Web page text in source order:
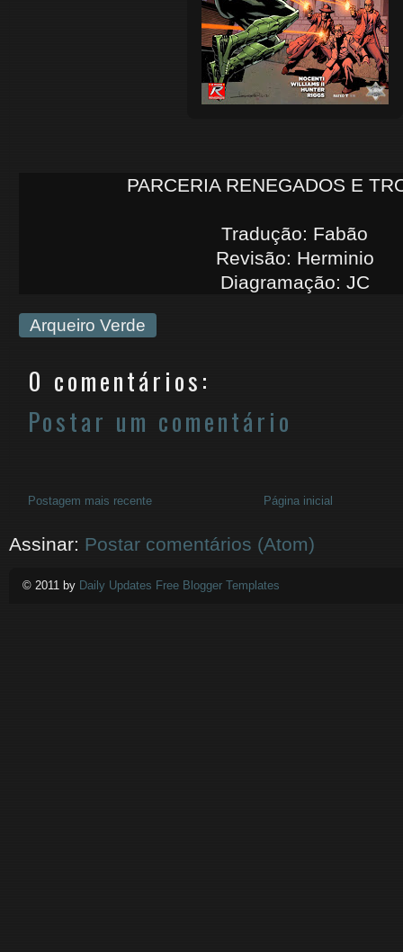
PARCERIA RENEGADOS E
Tradução: Fabão
Revisão: Herminio
Diagramação: JC
Arqueiro Verde
0 comentários:
Postar um comentário
Postagem mais recente Página inicial
Assinar: Postar comentários (Atom)
© 2011 by Daily Updates Free Blogger Templates